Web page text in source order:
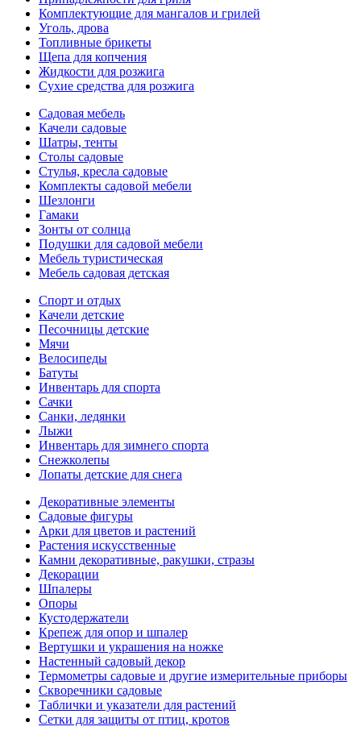
Комплектующие для мангалов и грилей
Уголь, дрова
Топливные брикеты
Щепа для копчения
Жидкости для розжига
Сухие средства для розжига
Садовая мебель
Качели садовые
Шатры, тенты
Столы садовые
Стулья, кресла садовые
Комплекты садовой мебели
Шезлонги
Гамаки
Зонты от солнца
Подушки для садовой мебели
Мебель туристическая
Мебель садовая детская
Спорт и отдых
Качели детские
Песочницы детские
Мячи
Велосипеды
Батуты
Инвентарь для спорта
Сачки
Санки, ледянки
Лыжи
Инвентарь для зимнего спорта
Снежколепы
Лопаты детские для снега
Декоративные элементы
Садовые фигуры
Арки для цветов и растений
Растения искусственные
Камни декоративные, ракушки, стразы
Декорации
Шпалеры
Опоры
Кустодержатели
Крепеж для опор и шпалер
Вертушки и украшения на ножке
Настенный садовый декор
Термометры садовые и другие измерительные приборы
Скворечники садовые
Таблички и указатели для растений
Сетки для защиты от птиц, кротов